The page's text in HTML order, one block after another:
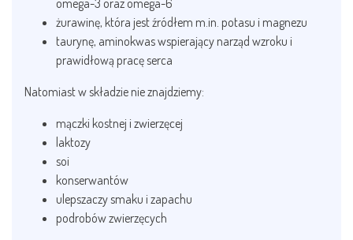
żurawinę, która jest źródłem m.in. potasu i magnezu
taurynę, aminokwas wspierający narząd wzroku i
prawidłową pracę serca
Natomiast w składzie nie znajdziemy:
mączki kostnej i zwierzęcej
laktozy
soi
konserwantów
ulepszaczy smaku i zapachu
podrobów zwierzęcych